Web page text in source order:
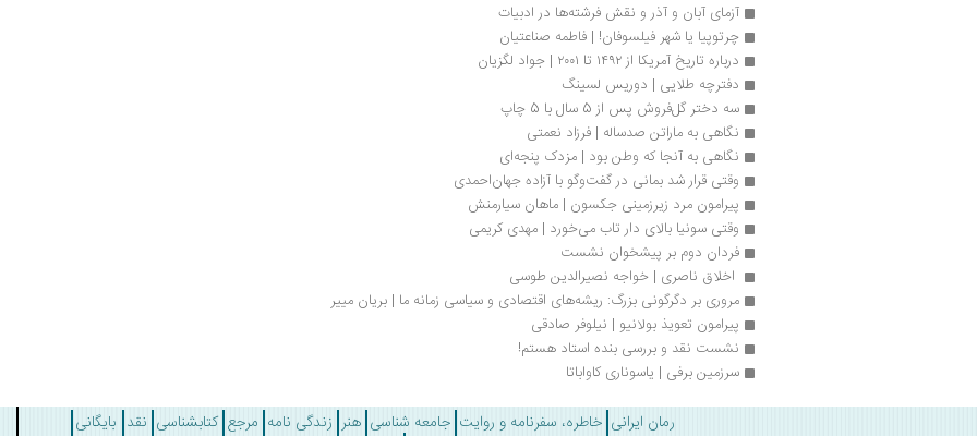
آزمای آبان و آذر و نقش فرشته‌ها در ادبیات
چرتوپیا یا شهر فیلسوفان! | فاطمه صناعتیان
درباره تاریخ آمریکا از ۱۴۹۲ تا ۲۰۰۱ | جواد لگزیان
دفترچه طلایی | دوریس لسینگ
سه دختر گل‌فروش پس از 5 سال با 5 چاپ
نگاهی به ماراتن صدساله | فرزاد نعمتی
نگاهی به آنجا که وطن بود | مزدک پنجه‌ای
وقتی قرار شد بمانی در گفت‌وگو با آزاده جهان‌احمدی
پیرامون مرد زیرزمینی جکسون | ماهان سیارمنش
وقتی سونیا بالای‌ دار تاب می‌خورد | مهدی کریمی
فردان دوم بر پیشخوان نشست
اخلاق ناصری | خواجه نصیرالدین طوسی
مروری بر دگرگونی بزرگ: ریشه‌های اقتصادی و سیاسی زمانه ما | بریان مییر
پیرامون تعویذ بولانیو | نیلوفر صادقی
نشست نقد و بررسی بنده استاد هستم!
سرزمین برفی | یاسوناری کاواباتا
رمان ایرانی خاطره، سفرنامه و روایت جامعه شناسی هنر زندگی نامه مرجع کتابشناسی نقد بایگانی